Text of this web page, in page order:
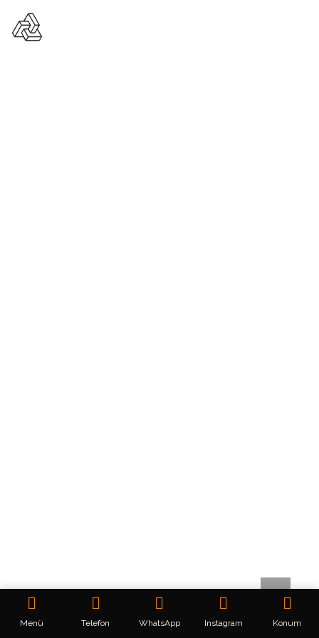
Menü Telefon WhatsApp Instagram Konum